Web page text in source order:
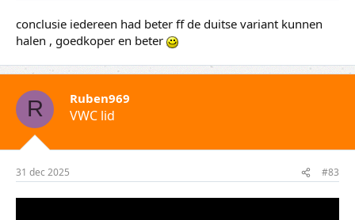
conclusie iedereen had beter ff de duitse variant kunnen
halen , goedkoper en beter
R Ruben969
VWC lid
31 dec 2025 #83